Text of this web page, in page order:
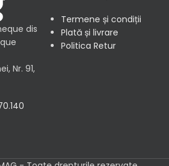
dis
Nr. 91,
Termene și condiții
Plată și livrare
Politica Retur